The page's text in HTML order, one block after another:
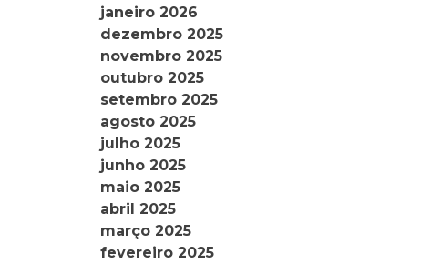
janeiro 2026
dezembro 2025
novembro 2025
outubro 2025
setembro 2025
agosto 2025
julho 2025
junho 2025
maio 2025
abril 2025
março 2025
fevereiro 2025